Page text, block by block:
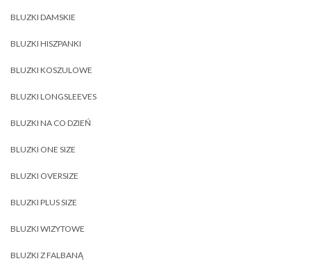
BLUZKI DAMSKIE
BLUZKI HISZPANKI
BLUZKI KOSZULOWE
BLUZKI LONGSLEEVES
BLUZKI NA CO DZIEŃ
BLUZKI ONE SIZE
BLUZKI OVERSIZE
BLUZKI PLUS SIZE
BLUZKI WIZYTOWE
BLUZKI Z FALBANĄ